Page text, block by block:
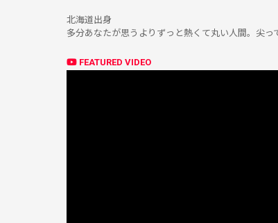
北海道出身
多分あなたが思うよりずっと熱くて丸い人間。尖っ
FEATURED VIDEO